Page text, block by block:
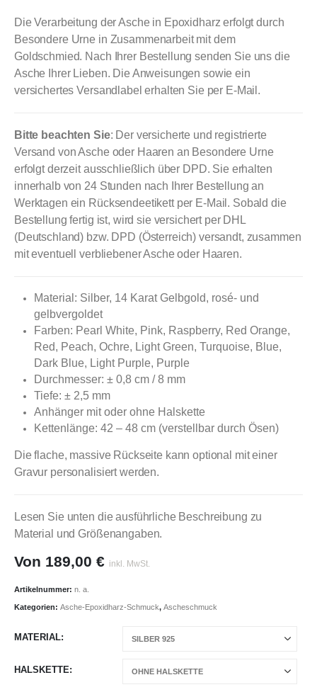
Die Verarbeitung der Asche in Epoxidharz erfolgt durch
Besondere Urne in Zusammenarbeit mit dem
Goldschmied. Nach Ihrer Bestellung senden Sie uns die
Asche Ihrer Lieben. Die Anweisungen sowie ein
versichertes Versandlabel erhalten Sie per E-Mail.
Bitte beachten Sie: Der versicherte und registrierte
Versand von Asche oder Haaren an Besondere Urne
erfolgt derzeit ausschließlich über DPD. Sie erhalten
innerhalb von 24 Stunden nach Ihrer Bestellung an
Werktagen ein Rücksendeetikett per E-Mail. Sobald die
Bestellung fertig ist, wird sie versichert per DHL
(Deutschland) bzw. DPD (Österreich) versandt, zusammen
mit eventuell verbliebener Asche oder Haaren.
Material: Silber, 14 Karat Gelbgold, rosé- und
gelbvergoldet
Farben: Pearl White, Pink, Raspberry, Red Orange,
Red, Peach, Ochre, Light Green, Turquoise, Blue,
Dark Blue, Light Purple, Purple
Durchmesser: ± 0,8 cm / 8 mm
Tiefe: ± 2,5 mm
Anhänger mit oder ohne Halskette
Kettenlänge: 42 – 48 cm (verstellbar durch Ösen)
Die flache, massive Rückseite kann optional mit einer
Gravur personalisiert werden.
Lesen Sie unten die ausführliche Beschreibung zu
Material und Größenangaben.
Von 189,00 € inkl. MwSt.
Artikelnummer: n. a.
Kategorien: Asche-Epoxidharz-Schmuck, Ascheschmuck
MATERIAL
HALSKETTE